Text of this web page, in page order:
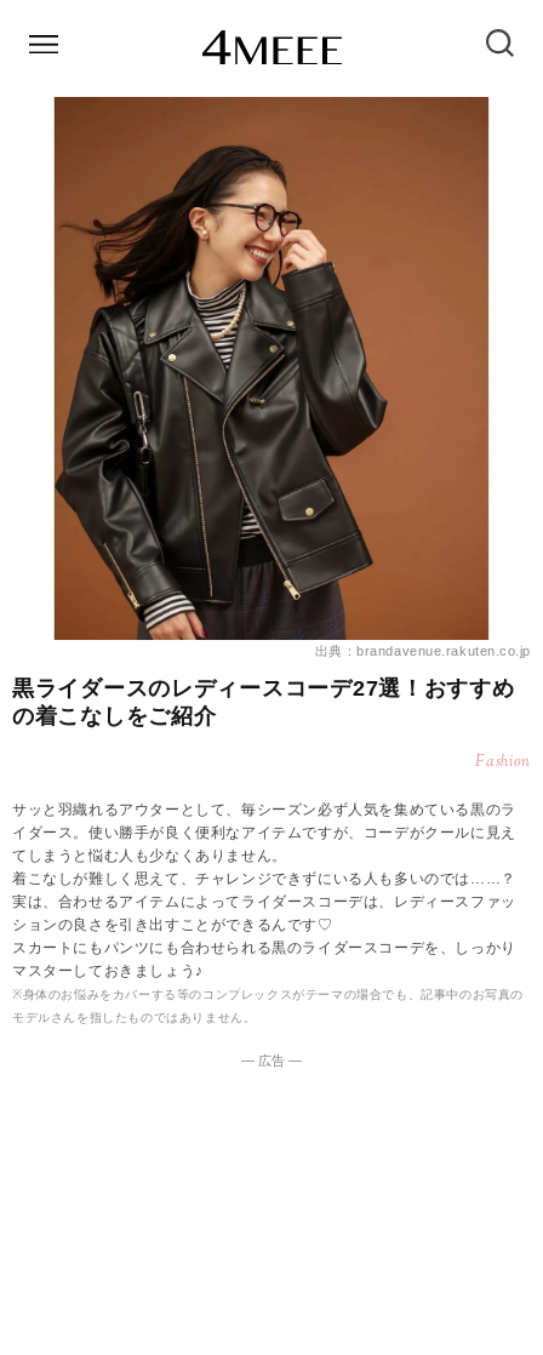
出典：brandavenue.rakuten.co.jp
黒ライダースのレディースコーデ27選！おすすめ
の着こなしをご紹介
Fashion
サッと羽織れるアウターとして、毎シーズン必ず人気を集めている黒のラ
イダース。使い勝手が良く便利なアイテムですが、コーデがクールに見え
てしまうと悩む人も少なくありません。
着こなしが難しく思えて、チャレンジできずにいる人も多いのでは……？
実は、合わせるアイテムによってライダースコーデは、レディースファッ
ションの良さを引き出すことができるんです♡
スカートにもパンツにも合わせられる黒のライダースコーデを、しっかり
マスターしておきましょう♪
※身体のお悩みをカバーする等のコンプレックスがテーマの場合でも、記事中のお写真の
モデルさんを指したものではありません。
― 広告 ―